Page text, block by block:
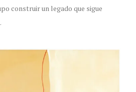
construir un legado que sigue